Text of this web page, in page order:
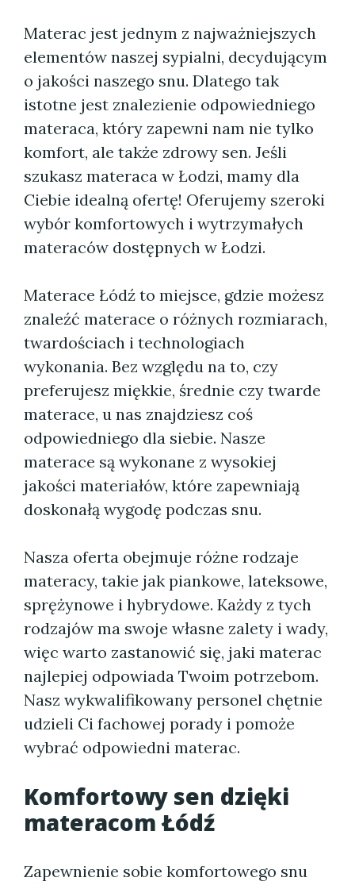
Materac jest jednym z najważniejszych
elementów naszej sypialni, decydującym
o jakości naszego snu. Dlatego tak
istotne jest znalezienie odpowiedniego
materaca, który zapewni nam nie tylko
komfort, ale także zdrowy sen. Jeśli
szukasz materaca w Łodzi, mamy dla
Ciebie idealną ofertę! Oferujemy szeroki
wybór komfortowych i wytrzymałych
materaców dostępnych w Łodzi.
Materace Łódź to miejsce, gdzie możesz
znaleźć materace o różnych rozmiarach,
twardościach i technologiach
wykonania. Bez względu na to, czy
preferujesz miękkie, średnie czy twarde
materace, u nas znajdziesz coś
odpowiedniego dla siebie. Nasze
materace są wykonane z wysokiej
jakości materiałów, które zapewniają
doskonałą wygodę podczas snu.
Nasza oferta obejmuje różne rodzaje
materacy, takie jak piankowe, lateksowe,
sprężynowe i hybrydowe. Każdy z tych
rodzajów ma swoje własne zalety i wady,
więc warto zastanowić się, jaki materac
najlepiej odpowiada Twoim potrzebom.
Nasz wykwalifikowany personel chętnie
udzieli Ci fachowej porady i pomoże
wybrać odpowiedni materac.
Komfortowy sen dzięki
materacom Łódź
Zapewnienie sobie komfortowego snu